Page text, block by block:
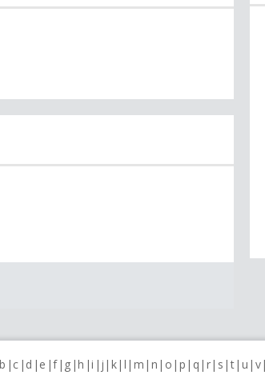
b c d e f g h i j k l m n o p q r s t u v